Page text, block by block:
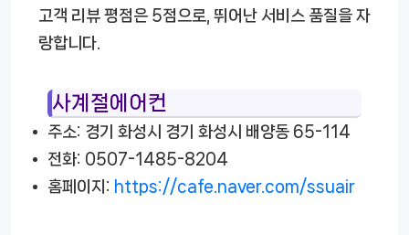
고객 리뷰 평점은 5점으로, 뛰어난 서비스 품질을 자
랑합니다.
사계절에어컨
주소: 경기 화성시 경기 화성시 배양동 65-114
전화: 0507-1485-8204
홈페이지: https://cafe.naver.com/ssuair